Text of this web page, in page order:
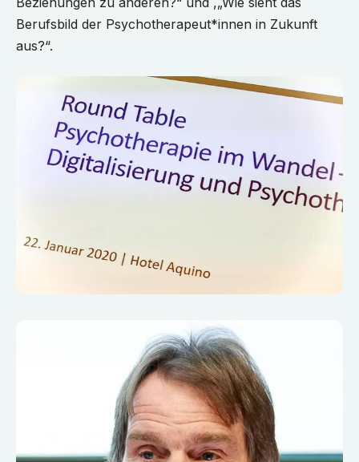
Berufsbild der Psychotherapeut*innen in Zukunft
aus?“.